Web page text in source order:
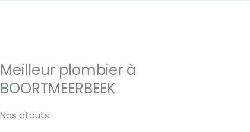
Meilleur plombier à
BOORTMEERBEEK
Nos atouts